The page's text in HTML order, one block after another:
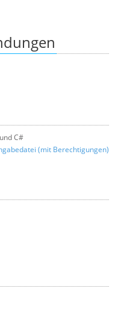
C#
(mit Berechtigungen)